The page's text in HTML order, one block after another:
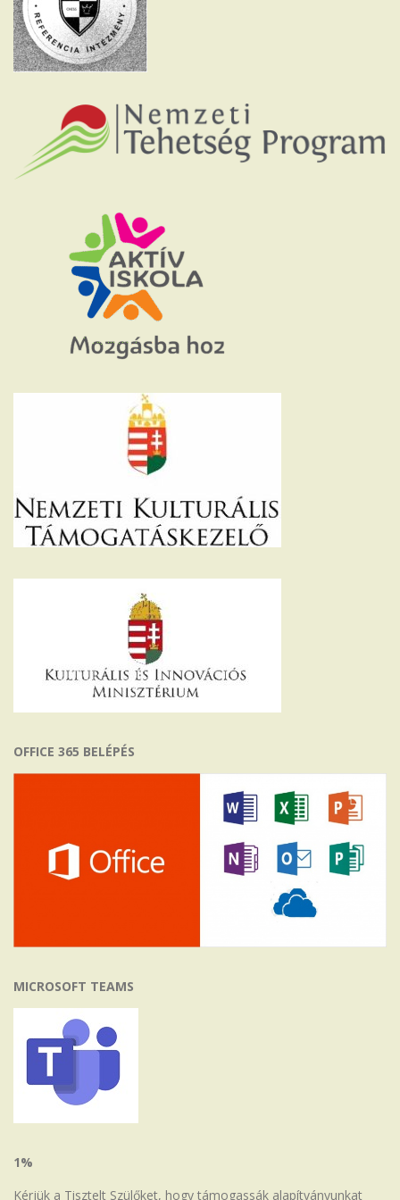
OFFICE 365 BELÉPÉS
MICROSOFT TEAMS
1%
Kérjük a Tisztelt Szülőket, hogy támogassák alapítványunkat